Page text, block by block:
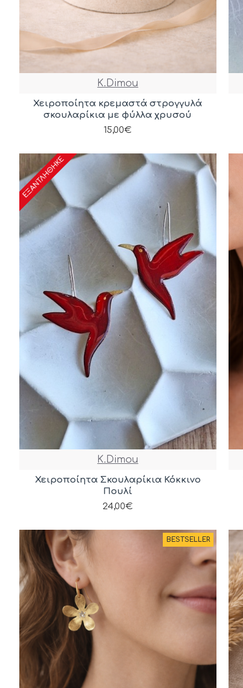
K.Dimou
Χειροποίητα κρεμαστά στρογγυλά
σκουλαρίκια με φύλλα χρυσού
15,00€
ΕΞΑΝΤΛΉΘΗΚΕ
K.Dimou
Χειροποίητα Σκουλαρίκια Κόκκινο
Πουλί
24,00€
BESTSELLER